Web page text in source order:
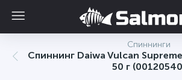
Спиннинги
Спиннинг Daiwa Vulcan
50 г